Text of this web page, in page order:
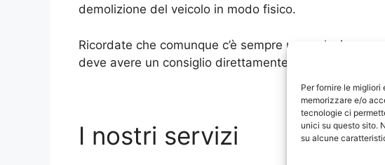
Per fornire le
memorizzare e/o
tecnologie ci
unici su questo sito.
su alcune
demolizione del veicolo in modo fisico.
Ricordate che comunque c’è sempre una soluzione
deve avere un consiglio direttamente dai
I nostri servizi